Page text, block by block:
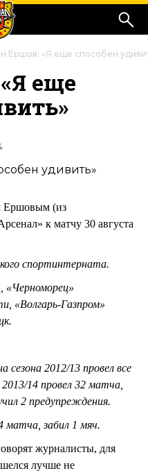
Ершов: «Я еще способен
еще
Ершовым (из
к матчу 30 августа
спортинтерната.
«Черноморец»
«Волгарь-Газпром»
сезона 2012/13 провел все
14 провел 32 матча,
2 предупреждения.
матча, забил 1 мяч.
журналисты, для
лучше не